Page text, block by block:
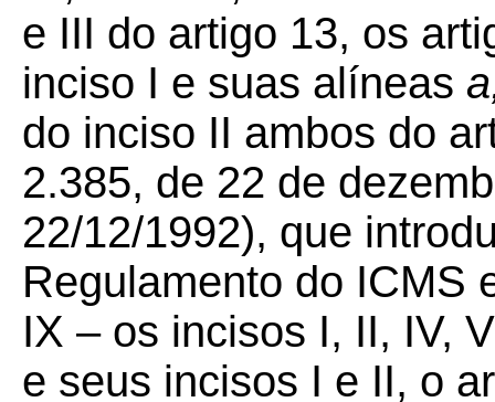
e III do artigo 13, os
inciso I e suas alíneas
do inciso II ambos do
2.385, de 22 de
22/12/1992), que
Regulamento do ICMS
IX – os incisos I, II, IV,
e seus incisos I e II, o